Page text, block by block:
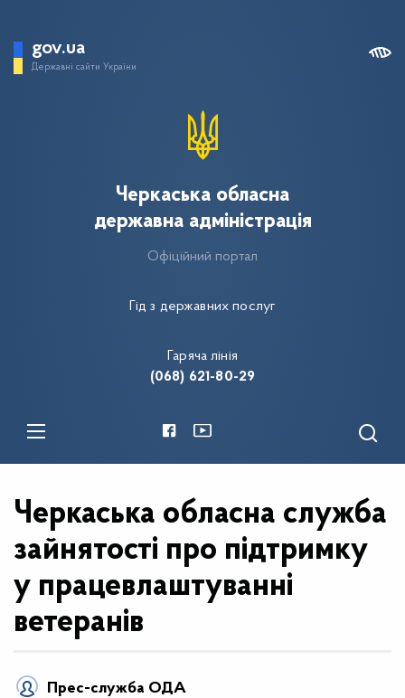
gov.ua
Державні сайти України
Гід з державних послуг
Черкаська обласна
державна адміністрація
Офіційний портал
Гаряча лінія
(068) 621-80-29
Черкаська обласна служба
зайнятості про підтримку
у працевлаштуванні
ветеранів
Прес-служба ОДА